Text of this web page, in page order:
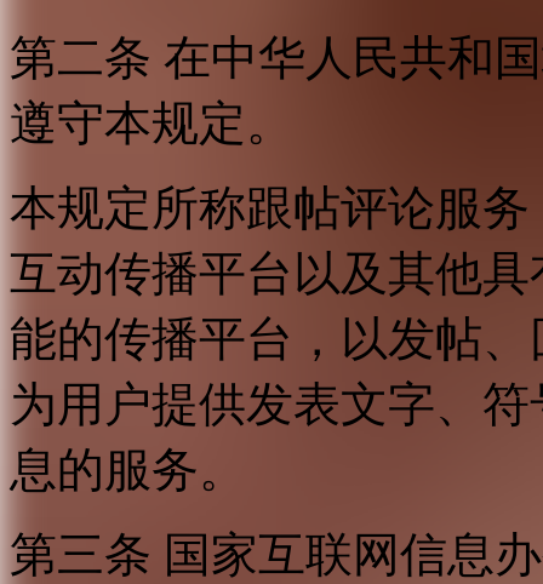
第二条 在中华人民共和
遵守本规定。
本规定所称跟帖评论服
互动传播平台以及其他
能的传播平台，以发帖
为用户提供发表文字、
息的服务。
第三条 国家互联网信息